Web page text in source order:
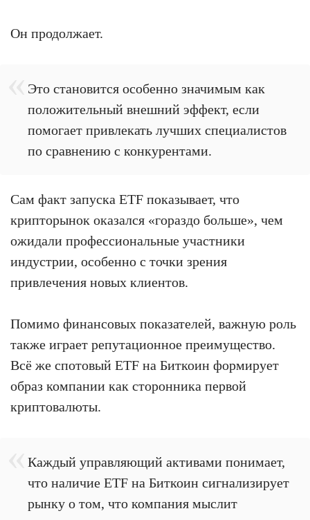
Он продолжает.
Это становится особенно значимым как
положительный внешний эффект, если
помогает привлекать лучших специалистов
по сравнению с конкурентами.
Сам факт запуска ETF показывает, что
крипторынок оказался «гораздо больше», чем
ожидали профессиональные участники
индустрии, особенно с точки зрения
привлечения новых клиентов.
Помимо финансовых показателей, важную роль
также играет репутационное преимущество.
Всё же спотовый ETF на Биткоин формирует
образ компании как сторонника первой
криптовалюты.
Каждый управляющий активами понимает,
что наличие ETF на Биткоин сигнализирует
рынку о том, что компания мыслит